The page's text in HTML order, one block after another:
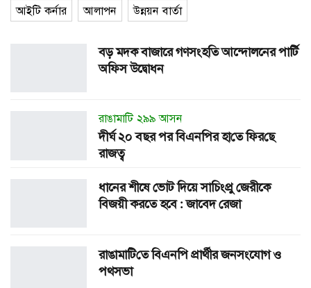
আইটি কর্নার
আলাপন উন্নয়ন বার্তা
বড় মদক বাজারে গণসংহতি আন্দোলনের পার্টি
অফিস উদ্বোধন
রাঙামা‌টি ২৯৯ আসন
দীর্ঘ ২০ বছর পর বিএন‌পির হা‌তে ফির‌ছে
রাজত্ব
ধানের শীষে ভোট দিয়ে সাচিংপ্রু জেরীকে
বিজয়ী করতে হবে : জাবেদ রেজা
রাঙামা‌টি‌তে বিএন‌পি প্রার্থীর জনসংযোগ ও
পথসভা